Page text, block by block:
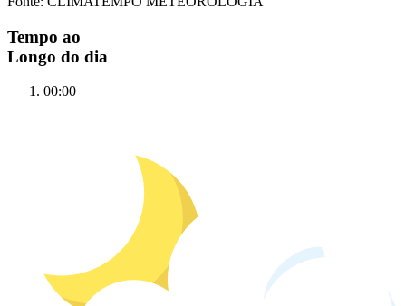
Tempo ao
Longo do dia
00:00